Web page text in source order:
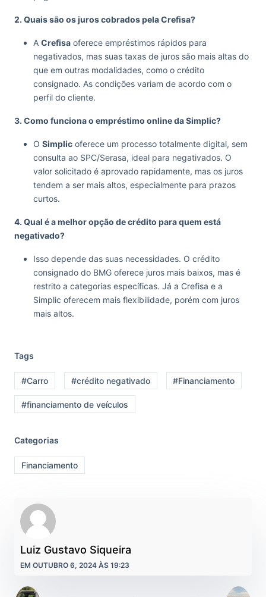
2. Quais são os juros cobrados pela Crefisa?
A Crefisa oferece empréstimos rápidos para
negativados, mas suas taxas de juros são mais altas do
que em outras modalidades, como o crédito
consignado. As condições variam de acordo com o
perfil do cliente.
3. Como funciona o empréstimo online da Simplic?
O Simplic oferece um processo totalmente digital, sem
consulta ao SPC/Serasa, ideal para negativados. O
valor solicitado é aprovado rapidamente, mas os juros
tendem a ser mais altos, especialmente para prazos
curtos.
4. Qual é a melhor opção de crédito para quem está
negativado?
Isso depende das suas necessidades. O crédito
consignado do BMG oferece juros mais baixos, mas é
restrito a categorias específicas. Já a Crefisa e a
Simplic oferecem mais flexibilidade, porém com juros
mais altos.
Tags
#Carro #crédito negativado #Financiamento
#financiamento de veículos
Categorias
Financiamento
Luiz Gustavo Siqueira
EM OUTUBRO 6, 2024 ÀS 19:23